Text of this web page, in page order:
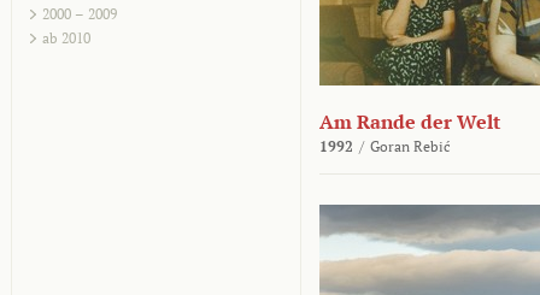
2000 – 2009
ab 2010
Am Rande der Welt
1992 / Goran Rebić